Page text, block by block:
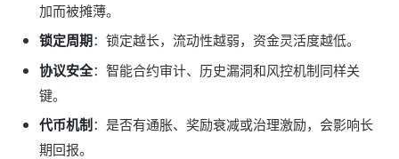
加而被摊薄。
锁定周期：锁定越长，流动性越弱，资金灵活度越低。
协议安全：智能合约审计、历史漏洞和风控机制同样关
键。
代币机制：是否有通胀、奖励衰减或治理激励，会影响长
期回报。